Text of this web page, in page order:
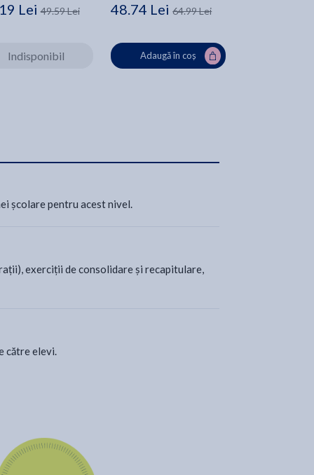
Lei 49.59 Lei
Indisponibil
48.74 Lei 64.99 Lei
Adaugă în coș
școlare pentru acest nivel.
exerciții de consolidare și recapitulare,
către elevi.